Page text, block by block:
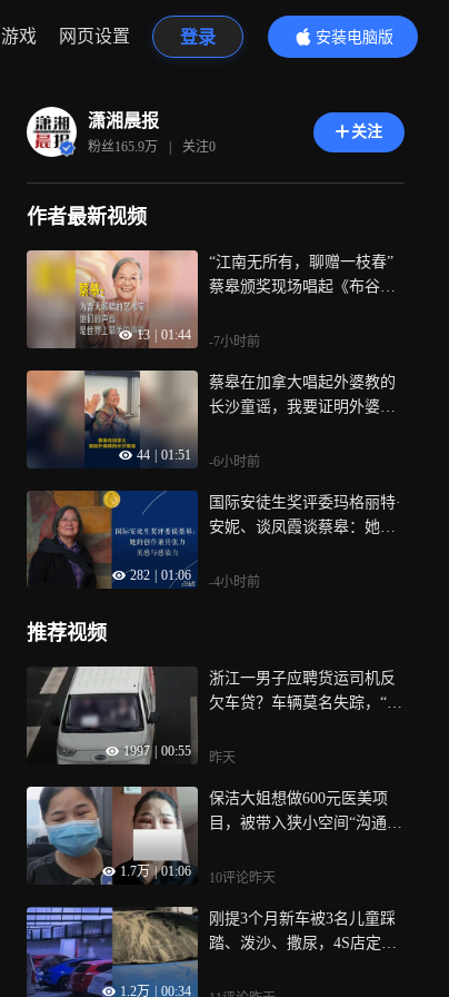
游戏 网页设置 登录
安装电脑版
内容更精彩
潇湘晨报
粉丝165.9万 | 关注0
关注
作者最新视频
13 01:44
“江南无所有，聊赠一枝春”
蔡皋颁奖现场唱起《布谷
的艺术家
-7小时前
44 01:51
蔡皋在加拿大唱起外婆教的
长沙童谣，我要证明外婆没
-6小时前
282 01:06
国际安徒生奖评委玛格丽特·
安妮、谈凤霞谈蔡皋：她的
力
-4小时前
推荐视频
1997 00:55
浙江一男子应聘货运司机反
欠车贷？车辆莫名失踪，“车
昨天
1.7万 | 01:06
保洁大姐想做600元医美项
目，被带入狭小空间“沟通”
消费不准出来”
10评论昨天
1.2万 00:34
刚提3个月新车被3名儿童踩
踏、泼沙、撒尿，4S店定损